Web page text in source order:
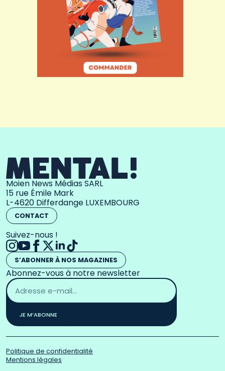
Moien News Médias SARL
15 rue Émile Mark
L-4620 Differdange LUXEMBOURG
CONTACT
Suivez-nous !
S’ABONNER À NOS MAGAZINES
Abonnez-vous à notre newsletter
Adresse
email
*
JE M’ABONNE
Politique de confidentialité
Mentions légales